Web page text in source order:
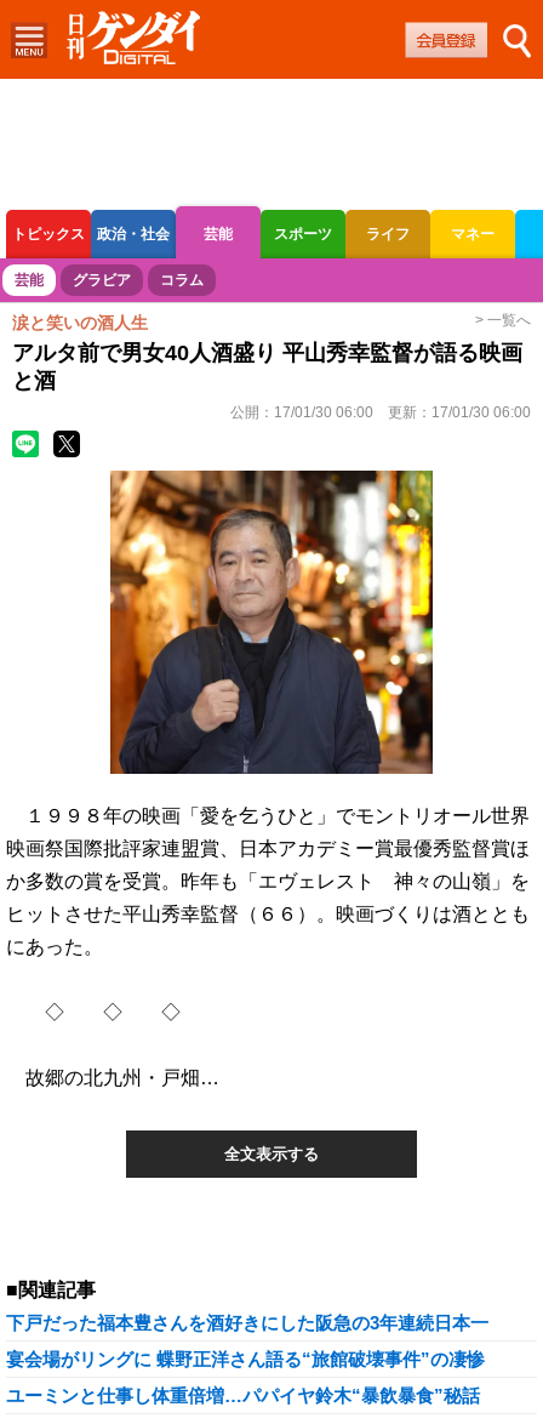
トピックス 政治・社会 芸能 スポーツ ライフ マネー
ボートレース 競輪 オートレース
芸能 グラビア コラム
涙と笑いの酒人生 > 一覧へ
アルタ前で男女40人酒盛り 平山秀幸監督が語る映画
と酒
公開： 17/01/30 06:00 更新： 17/01/30 06:00
１９９８年の映画「愛を乞うひと」でモントリオール世界
映画祭国際批評家連盟賞、日本アカデミー賞最優秀監督賞ほ
か多数の賞を受賞。昨年も「エヴェレスト 神々の山嶺」を
ヒットさせた平山秀幸監督（６６）。映画づくりは酒ととも
にあった。
◇ ◇ ◇
故郷の北九州・戸畑…
全文表示する
■関連記事
下戸だった福本豊さんを酒好きにした阪急の3年連続日本一
宴会場がリングに 蝶野正洋さん語る“旅館破壊事件”の凄惨
ユーミンと仕事し体重倍増…パパイヤ鈴木“暴飲暴食”秘話